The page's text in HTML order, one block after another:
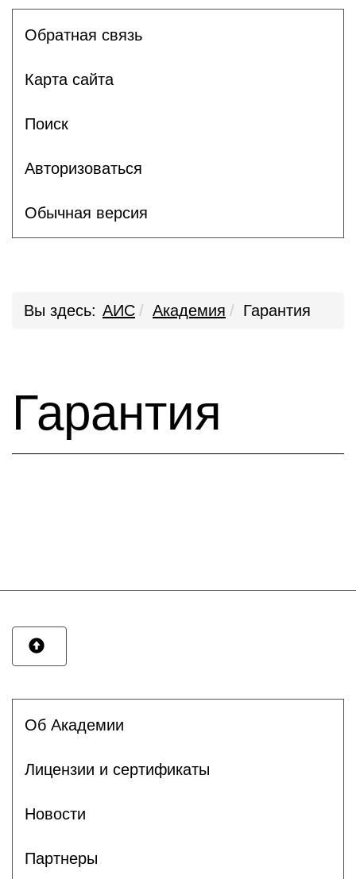
Обратная связь
Карта сайта
Поиск
Авторизоваться
Обычная версия
Вы здесь: АИС Академия Гарантия
Гарантия
Об Академии
Лицензии и сертификаты
Новости
Партнеры